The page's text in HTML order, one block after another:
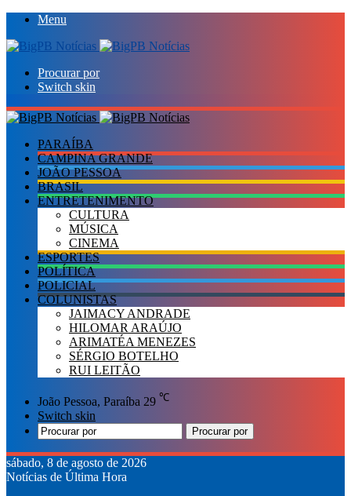
Menu
Procurar por
Switch skin
PARAÍBA
CAMPINA GRANDE
JOÃO PESSOA
BRASIL
ENTRETENIMENTO
CULTURA
MÚSICA
CINEMA
ESPORTES
POLÍTICA
POLICIAL
COLUNISTAS
JAIMACY ANDRADE
HILOMAR ARAÚJO
ARIMATÉA MENEZES
SÉRGIO BOTELHO
RUI LEITÃO
João Pessoa, Paraíba 29 ℃
Switch skin
Procurar por
sábado, 8 de agosto de 2026
Notícias de Última Hora